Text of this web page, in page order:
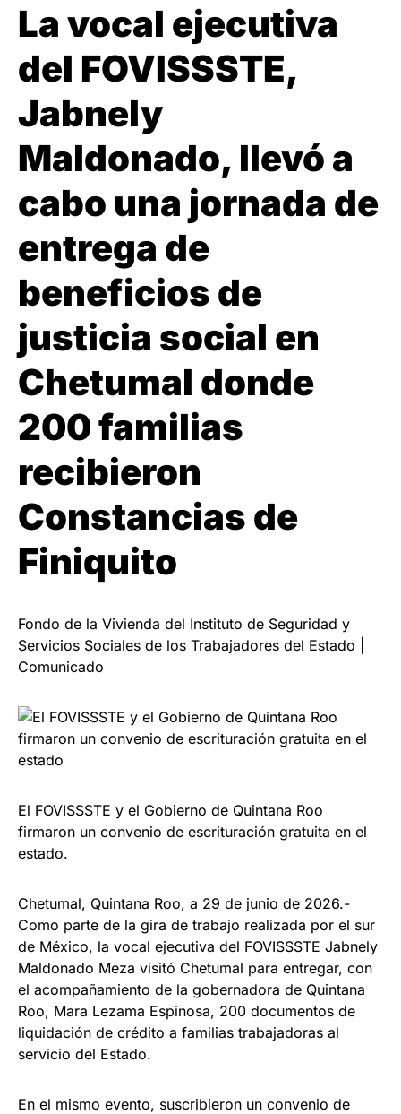
La vocal ejecutiva
del FOVISSSTE,
Jabnely
Maldonado, llevó a
cabo una jornada de
entrega de
beneficios de
justicia social en
Chetumal donde
200 familias
recibieron
Constancias de
Finiquito
Fondo de la Vivienda del Instituto de Seguridad y
Servicios Sociales de los Trabajadores del Estado |
Comunicado
El FOVISSSTE y el Gobierno de Quintana Roo
firmaron un convenio de escrituración gratuita en el
estado.
Chetumal, Quintana Roo, a 29 de junio de 2026.-
Como parte de la gira de trabajo realizada por el sur
de México, la vocal ejecutiva del FOVISSSTE Jabnely
Maldonado Meza visitó Chetumal para entregar, con
el acompañamiento de la gobernadora de Quintana
Roo, Mara Lezama Espinosa, 200 documentos de
liquidación de crédito a familias trabajadoras al
servicio del Estado.
En el mismo evento, suscribieron un convenio de